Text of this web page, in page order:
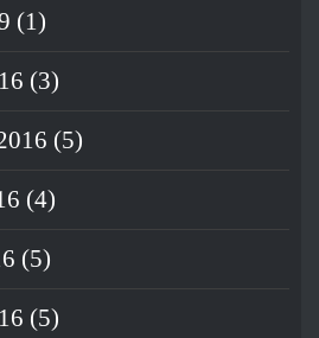
(1)
(3)
(5)
(4)
(5)
(5)